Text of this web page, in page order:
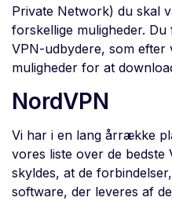
Private Network) du skal
forskellige muligheder.
VPN-udbydere, som efter
muligheder for at
NordVPN
Vi har i en lang årrække
vores liste over de bedste
skyldes, at de
software, der leveres af